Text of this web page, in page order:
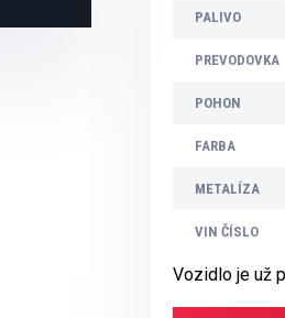
PALIVO
PREVODOVKA
POHON
FARBA
METALÍZA
VIN ČÍSLO
Vozidlo je už